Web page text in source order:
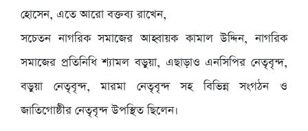
হোসেন, এতে আরো বক্তব্য রাখেন,
সচেতন নাগরিক সমাজের আহ্বায়ক কামাল উদ্দিন, নাগরিক
সমাজের প্রতিনিধি শ্যামল বড়ুয়া, এছাড়াও এনসিপির নেতৃবৃন্দ,
বড়ুয়া নেতৃবৃন্দ, মারমা নেতৃবৃন্দ সহ বিভিন্ন সংগঠন ও
জাতিগোষ্ঠীর নেতৃবৃন্দ উপস্থিত ছিলেন।